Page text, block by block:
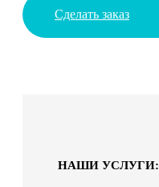
Сделать заказ
НАШИ УСЛУГИ: